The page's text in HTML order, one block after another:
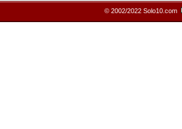
© 2002/2022 Solo10.com